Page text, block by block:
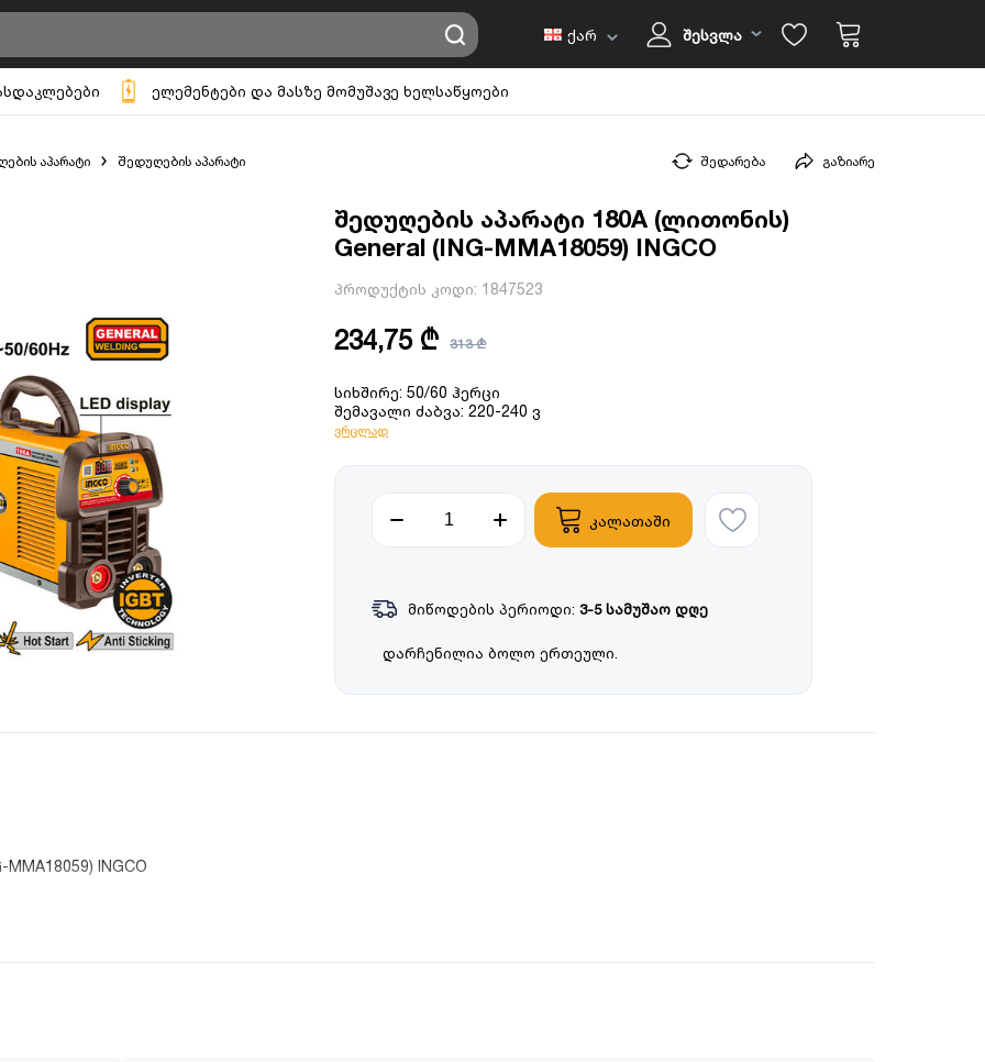
ქარ შესვლა
ელემენტები და მასზე მომუშავე ხელსაწყოები
აპარატი შედუღების აპარატი შედარება გაზიარე
შედუღების აპარატი 180A (ლითონის)
General (ING-MMA18059) INGCO
პროდუქტის კოდი: 1847523
234,75 ₾ 313 ₾
სიხშირე: 50/60 ჰერცი
შემავალი ძაბვა: 220-240 ვ
ვრცლად
კალათაში
მიწოდების პერიოდი: 3-5 სამუშაო დღე
დარჩენილია ბოლო ერთეული.
INGCO